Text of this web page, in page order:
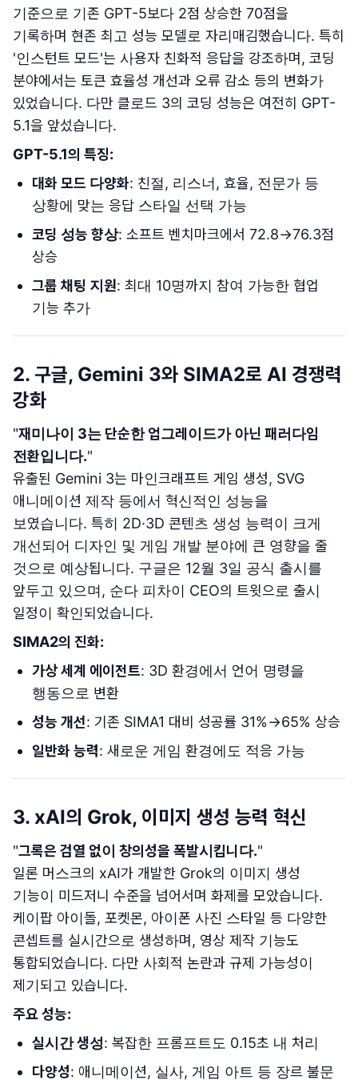
기준으로 기존 GPT-5보다 2점 상승한 70점을
기록하며 현존 최고 성능 모델로 자리매김했습니다. 특히
'인스턴트 모드'는 사용자 친화적 응답을 강조하며, 코딩
분야에서는 토큰 효율성 개선과 오류 감소 등의 변화가
있었습니다. 다만 클로드 3의 코딩 성능은 여전히 GPT-
5.1을 앞섰습니다.
GPT-5.1의 특징:
대화 모드 다양화: 친절, 리스너, 효율, 전문가 등
상황에 맞는 응답 스타일 선택 가능
코딩 성능 향상: 소프트 벤치마크에서 72.8→76.3점
상승
그룹 채팅 지원: 최대 10명까지 참여 가능한 협업
기능 추가
2. 구글, Gemini 3와 SIMA2로 AI 경쟁력
강화
"재미나이 3는 단순한 업그레이드가 아닌 패러다임
전환입니다."
유출된 Gemini 3는 마인크래프트 게임 생성, SVG
애니메이션 제작 등에서 혁신적인 성능을
보였습니다. 특히 2D·3D 콘텐츠 생성 능력이 크게
개선되어 디자인 및 게임 개발 분야에 큰 영향을 줄
것으로 예상됩니다. 구글은 12월 3일 공식 출시를
앞두고 있으며, 순다 피차이 CEO의 트윗으로 출시
일정이 확인되었습니다.
SIMA2의 진화:
가상 세계 에이전트: 3D 환경에서 언어 명령을
행동으로 변환
성능 개선: 기존 SIMA1 대비 성공률 31%→65% 상승
일반화 능력: 새로운 게임 환경에도 적응 가능
3. xAI의 Grok, 이미지 생성 능력 혁신
"그록은 검열 없이 창의성을 폭발시킵니다."
일론 머스크의 xAI가 개발한 Grok의 이미지 생성
기능이 미드저니 수준을 넘어서며 화제를 모았습니다.
케이팝 아이돌, 포켓몬, 아이폰 사진 스타일 등 다양한
콘셉트를 실시간으로 생성하며, 영상 제작 기능도
통합되었습니다. 다만 사회적 논란과 규제 가능성이
제기되고 있습니다.
주요 성능:
실시간 생성: 복잡한 프롬프트도 0.15초 내 처리
다양성: 애니메이션, 실사, 게임 아트 등 장르 불문